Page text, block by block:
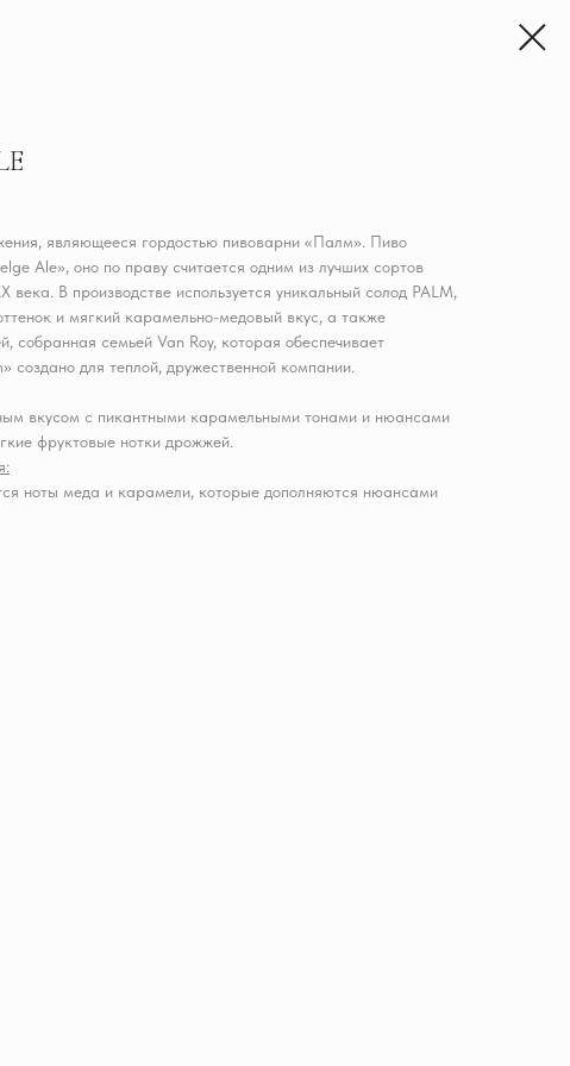
являющееся гордостью пивоварни «Палм». Пиво
Ale», оно по праву считается одним из лучших сортов
века. В производстве используется уникальный солод PALM,
и мягкий карамельно-медовый вкус, а также
собранная семьей Van Roy, которая обеспечивает
создано для теплой, дружественной компании.
вкусом с пикантными карамельными тонами и нюансами
фруктовые нотки дрожжей.
ноты меда и карамели, которые дополняются нюансами